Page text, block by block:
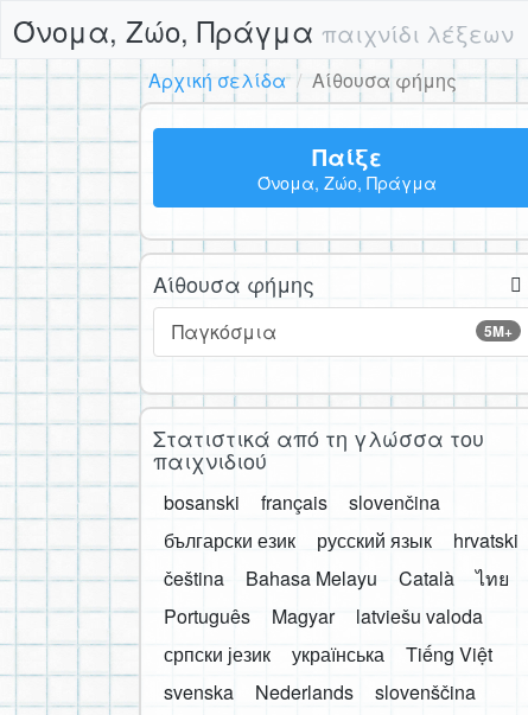
Όνομα, Ζώο, Πράγμα παιχνίδι λέξεων
Αρχική σελίδα
Αίθουσα φήμης
Παίξε
Όνομα, Ζώο, Πράγμα
Αίθουσα φήμης
5M+
Παγκόσμια
Στατιστικά από τη γλώσσα του
παιχνιδιού
bosanski français
slovenčina
български език
русский язык
hrvatski
čeština
Bahasa Melayu Català
ไทย
Português
Magyar
latviešu valoda
српски језик
українська
Tiếng Việt
svenska
Nederlands
slovenščina